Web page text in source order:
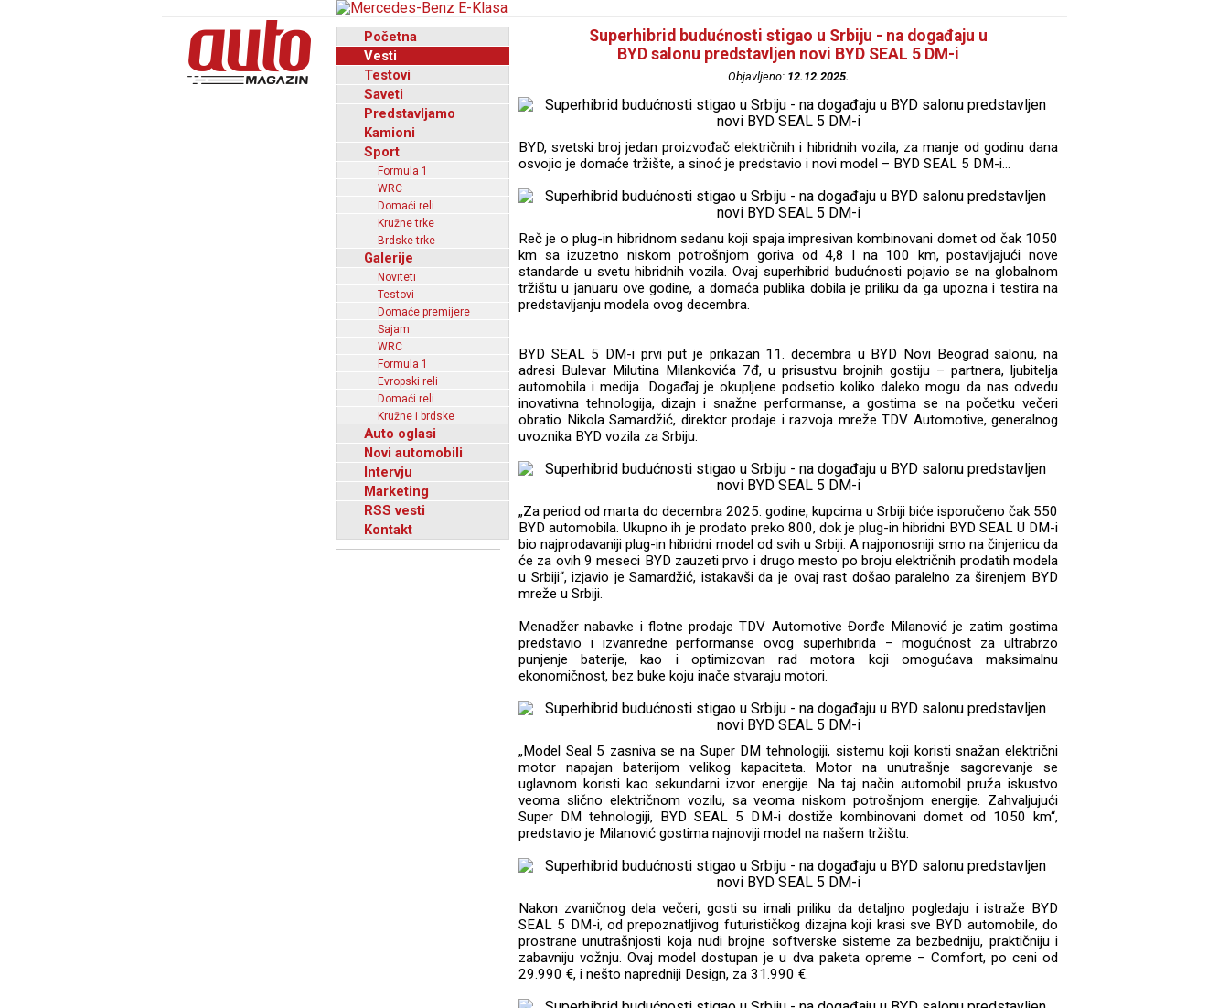
Početna
Vesti
Testovi
Saveti
Predstavljamo
Kamioni
Sport
Formula 1
WRC
Domaći reli
Kružne trke
Brdske trke
Galerije
Noviteti
Testovi
Domaće premijere
Sajam
WRC
Formula 1
Evropski reli
Domaći reli
Kružne i brdske
Auto oglasi
Novi automobili
Intervju
Marketing
RSS vesti
Kontakt
Superhibrid budućnosti stigao u Srbiju - na događaju u
BYD salonu predstavljen novi BYD SEAL 5 DM-i
Objavljeno: 12.12.2025.
BYD, svetski broj jedan proizvođač električnih i hibridnih vozila, za manje od godinu dana
osvojio je domaće tržište, a sinoć je predstavio i novi model – BYD SEAL 5 DM-i...
Reč je o plug-in hibridnom sedanu koji spaja impresivan kombinovani domet od čak 1050
km sa izuzetno niskom potrošnjom goriva od 4,8 l na 100 km, postavljajući nove
standarde u svetu hibridnih vozila. Ovaj superhibrid budućnosti pojavio se na globalnom
tržištu u januaru ove godine, a domaća publika dobila je priliku da ga upozna i testira na
predstavljanju modela ovog decembra.
BYD SEAL 5 DM-i prvi put je prikazan 11. decembra u BYD Novi Beograd salonu, na
adresi Bulevar Milutina Milankovića 7đ, u prisustvu brojnih gostiju – partnera, ljubitelja
automobila i medija. Događaj je okupljene podsetio koliko daleko mogu da nas odvedu
inovativna tehnologija, dizajn i snažne performanse, a gostima se na početku večeri
obratio Nikola Samardžić, direktor prodaje i razvoja mreže TDV Automotive, generalnog
uvoznika BYD vozila za Srbiju.
„Za period od marta do decembra 2025. godine, kupcima u Srbiji biće isporučeno čak 550
BYD automobila. Ukupno ih je prodato preko 800, dok je plug-in hibridni BYD SEAL U DM-i
bio najprodavaniji plug-in hibridni model od svih u Srbiji. A najponosniji smo na činjenicu da
će za ovih 9 meseci BYD zauzeti prvo i drugo mesto po broju električnih prodatih modela
u Srbiji“, izjavio je Samardžić, istakavši da je ovaj rast došao paralelno za širenjem BYD
mreže u Srbiji.
Menadžer nabavke i flotne prodaje TDV Automotive Đorđe Milanović je zatim gostima
predstavio i izvanredne performanse ovog superhibrida – mogućnost za ultrabrzo
punjenje baterije, kao i optimizovan rad motora koji omogućava maksimalnu
ekonomičnost, bez buke koju inače stvaraju motori.
„Model Seal 5 zasniva se na Super DM tehnologiji, sistemu koji koristi snažan električni
motor napajan baterijom velikog kapaciteta. Motor na unutrašnje sagorevanje se
uglavnom koristi kao sekundarni izvor energije. Na taj način automobil pruža iskustvo
veoma slično električnom vozilu, sa veoma niskom potrošnjom energije. Zahvaljujući
Super DM tehnologiji, BYD SEAL 5 DM-i dostiže kombinovani domet od 1050 km“,
predstavio je Milanović gostima najnoviji model na našem tržištu.
Nakon zvaničnog dela večeri, gosti su imali priliku da detaljno pogledaju i istraže BYD
SEAL 5 DM-i, od prepoznatljivog futurističkog dizajna koji krasi sve BYD automobile, do
prostrane unutrašnjosti koja nudi brojne softverske sisteme za bezbedniju, praktičniju i
zabavniju vožnju. Ovaj model dostupan je u dva paketa opreme – Comfort, po ceni od
29.990 €, i nešto napredniji Design, za 31.990 €.